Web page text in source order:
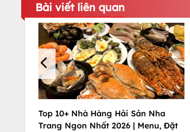
Bài viết liên quan
Top 10+ Nhà Hàng Hải Sản Nha
Trang Ngon Nhất 2026 | Menu, Đặt